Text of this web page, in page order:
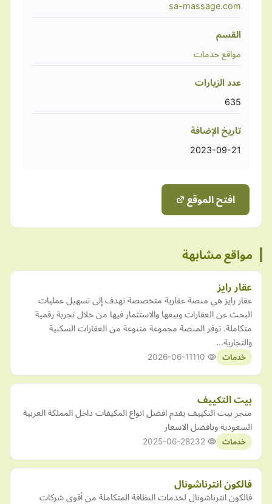
sa-massage.com
القسم
مواقع خدمات
عدد الزيارات
635
تاريخ الإضافة
2023-09-21
افتح الموقع
مواقع مشابهة
عقار رايز
عقار رايز هي منصة عقارية متخصصة تهدف إلى تسهيل عمليات
البحث عن العقارات وبيعها والاستثمار فيها من خلال تجربة رقمية
متكاملة. توفر المنصة مجموعة متنوعة من العقارات السكنية
والتجارية…
خدمات 2026-06-11
بيت التكييف
متجر بيت التكييف يقدم افضل انواع المكيفات داخل المملكة العربية
السعودية وبافضل الاسعار
خدمات 2025-06-28
فالكون انترناشونال
فالكون انترناشونال لخدمات النظافة المتكاملة من أقوى شركات